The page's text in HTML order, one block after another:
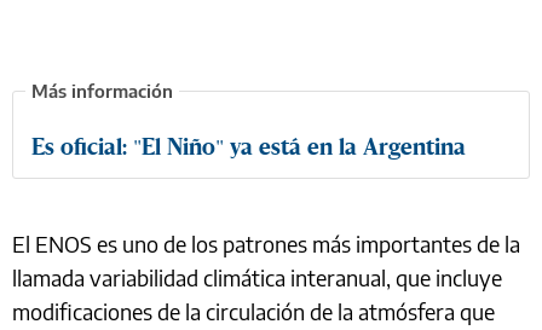
Es oficial: "El Niño" ya está en la Argentina
El ENOS es uno de los patrones más importantes de la
llamada variabilidad climática interanual, que incluye
modificaciones de la circulación de la atmósfera que